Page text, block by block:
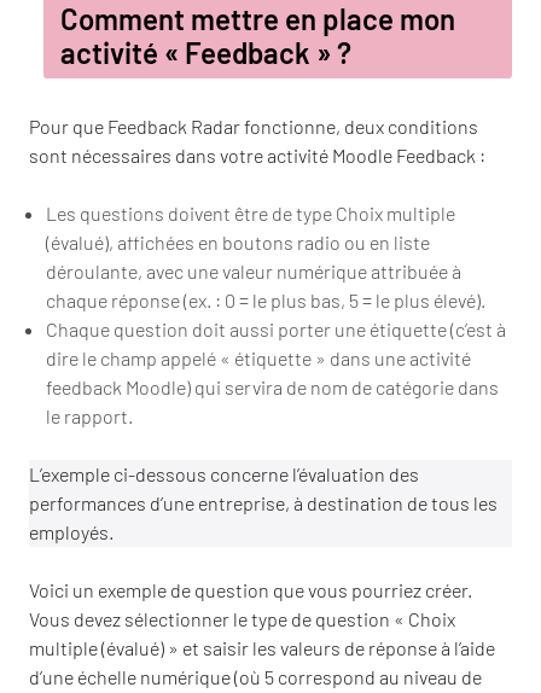
Comment mettre en place mon
activité « Feedback » ?
Pour que Feedback Radar fonctionne, deux conditions
sont nécessaires dans votre activité Moodle Feedback :
Les questions doivent être de type Choix multiple
(évalué), affichées en boutons radio ou en liste
déroulante, avec une valeur numérique attribuée à
chaque réponse (ex. : 0 = le plus bas, 5 = le plus élevé).
Chaque question doit aussi porter une étiquette (c’est à
dire le champ appelé « étiquette » dans une activité
feedback Moodle) qui servira de nom de catégorie dans
le rapport.
L’exemple ci-dessous concerne l’évaluation des
performances d’une entreprise, à destination de tous les
employés.
Voici un exemple de question que vous pourriez créer.
Vous devez sélectionner le type de question « Choix
multiple (évalué) » et saisir les valeurs de réponse à l’aide
d’une échelle numérique (où 5 correspond au niveau de